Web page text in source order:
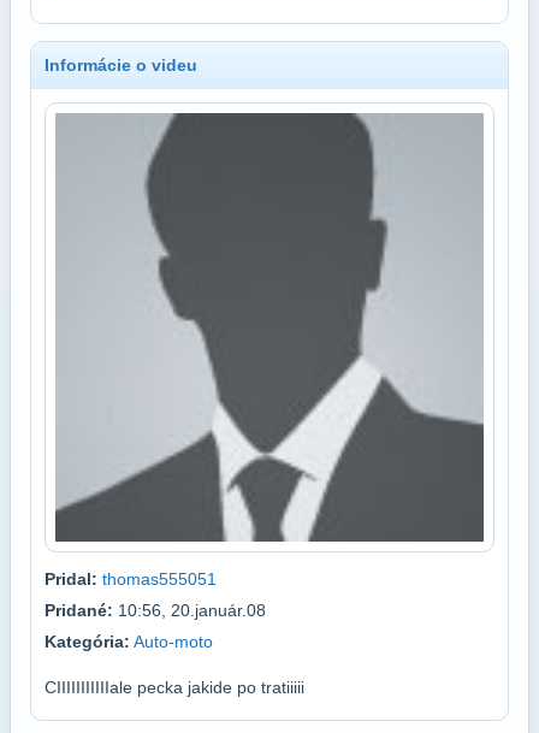
Informácie o videu
Pridal: thomas555051
Pridané: 10:56, 20.január.08
Kategória: Auto-moto
CIIIIIIIIIIIale pecka jakide po tratiiiii